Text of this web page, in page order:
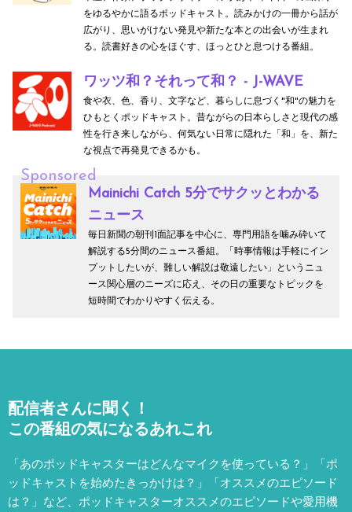
をゆるやかに語るポッドキャスト。読みかけの一冊から話が
広がり、思いがけない発見や新たな本との出会いが生まれ
る。読書好きの心をほぐす、ほっとひと息つける番組。
ワッツ和？それって和？ - J-WAVE
食や衣、色、香り、文字など、暮らしに息づく"和"の魅力を
ひもとくポッドキャスト。昔ながらの日本らしさと現代の感
性を行き来しながら、何気ない日常に隠れた「和」を、新た
な視点で再発見できるかも。
Sponsored
Mainichi Catch 5分でサクッとわかる
ニュース
毎日新聞の朝刊1面記事を中心に、専門用語を噛み砕いて
解説する5分間のニュース番組。「時事情報は手軽にイン
プットしたいが、難しい解説は敬遠したい」というニュ
ース関心層のニーズに応え、その日の重要なトピックを
短時間でわかりやすく伝える。
配信者さんに聞く！
この番組の気になるあれこれ
「あのポッドキャスターはどんなマイクを使っている？」「ポ
ッドキャストを始めたきっかけは？」「オススメのエピソード
は？」など、 ポッドキャスターオススメのエピソードや愛用機